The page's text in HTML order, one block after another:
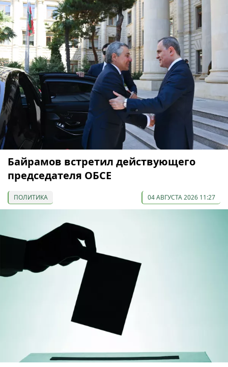
Байрамов встретил действующего
председателя ОБСЕ
ПОЛИТИКА 04 АВГУСТА 2026 11:27